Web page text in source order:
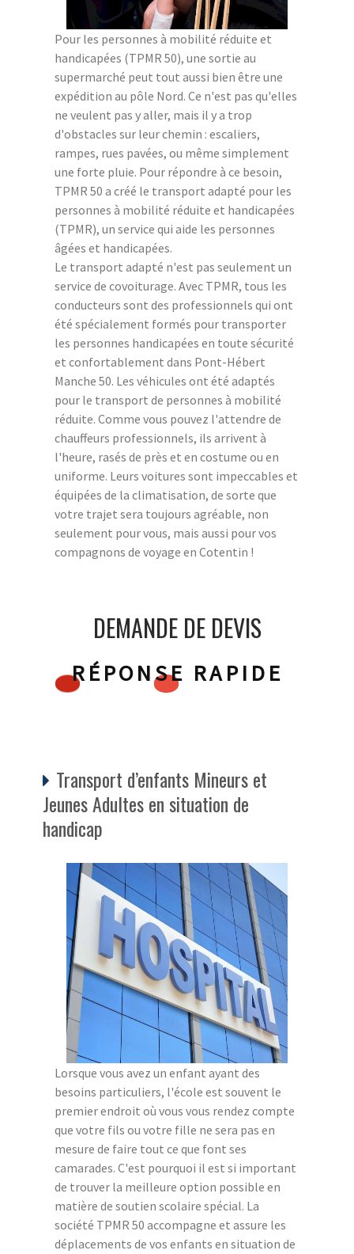
Pour les personnes à mobilité réduite et
handicapées (TPMR 50), une sortie au
supermarché peut tout aussi bien être une
expédition au pôle Nord. Ce n'est pas qu'elles
ne veulent pas y aller, mais il y a trop
d'obstacles sur leur chemin : escaliers,
rampes, rues pavées, ou même simplement
une forte pluie. Pour répondre à ce besoin,
TPMR 50 a créé le transport adapté pour les
personnes à mobilité réduite et handicapées
(TPMR), un service qui aide les personnes
âgées et handicapées.
Le transport adapté n'est pas seulement un
service de covoiturage. Avec TPMR, tous les
conducteurs sont des professionnels qui ont
été spécialement formés pour transporter
les personnes handicapées en toute sécurité
et confortablement dans Pont-Hébert
Manche 50. Les véhicules ont été adaptés
pour le transport de personnes à mobilité
réduite. Comme vous pouvez l'attendre de
chauffeurs professionnels, ils arrivent à
l'heure, rasés de près et en costume ou en
uniforme. Leurs voitures sont impeccables et
équipées de la climatisation, de sorte que
votre trajet sera toujours agréable, non
seulement pour vous, mais aussi pour vos
compagnons de voyage en Cotentin !
DEMANDE DE DEVIS
RÉPONSE RAPIDE
Transport d’enfants Mineurs et
Jeunes Adultes en situation de
handicap
Lorsque vous avez un enfant ayant des
besoins particuliers, l'école est souvent le
premier endroit où vous vous rendez compte
que votre fils ou votre fille ne sera pas en
mesure de faire tout ce que font ses
camarades. C'est pourquoi il est si important
de trouver la meilleure option possible en
matière de soutien scolaire spécial. La
société TPMR 50 accompagne et assure les
déplacements de vos enfants en situation de